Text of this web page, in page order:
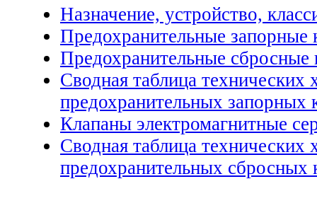
Назначение, устройство,
Предохранительные запорные
Предохранительные
Сводная таблица технических
предохранительных запорных
Клапаны электромагнитные
Сводная таблица технических
предохранительных сбросных